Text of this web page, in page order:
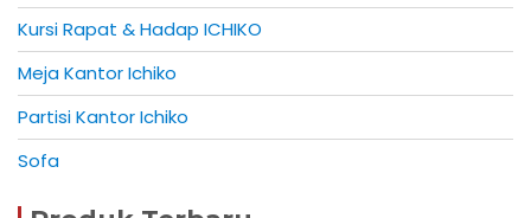
Kursi Rapat & Hadap ICHIKO
Meja Kantor Ichiko
Partisi Kantor Ichiko
Sofa